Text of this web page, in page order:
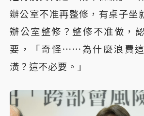
辦公室不准再整修，有桌子坐
辦公室整修？整修不准做，
要，「奇怪⋯⋯為什麼浪費
潢？這不必要。」